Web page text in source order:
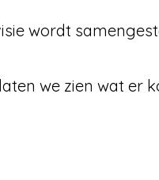
wordt
we zien wat er